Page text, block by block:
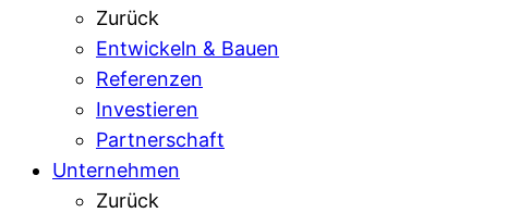
Zurück
Entwickeln & Bauen
Referenzen
Investieren
Partnerschaft
Unternehmen
Zurück